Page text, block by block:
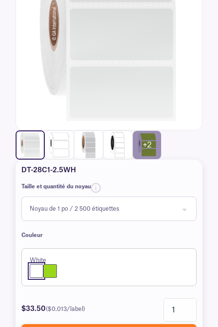
+2
DT-28C1-2.5WH
Taille et quantité du noyau
Couleur
White
$33.50($0.013/label)